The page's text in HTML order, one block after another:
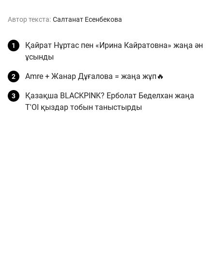
Автор текста: Салтанат Есенбекова
Қайрат Нұртас пен «Ирина Кайратовна» жаңа ән
ұсынды
Amre + Жанар Дұғалова = жаңа жұп🔥
Қазақша BLACKPINK? Ерболат Беделхан жаңа
T'OI қыздар тобын таныстырды